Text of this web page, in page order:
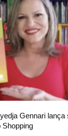
Gennari lança
Shopping